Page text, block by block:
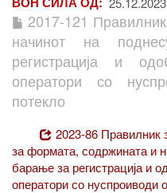
2017-121
начинот на
регистрација и
оператори со
потекло
2023-86 Правилник
за формата, содржината и
барање за регистрација и
оператори со нуспроиводи